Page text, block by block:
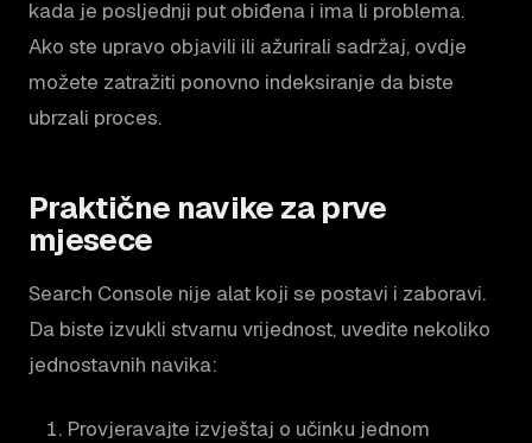
kada je posljednji put obiđena i ima li problema.
Ako ste upravo objavili ili ažurirali sadržaj, ovdje
možete zatražiti ponovno indeksiranje da biste
ubrzali proces.
Praktične navike za prve
mjesece
Search Console nije alat koji se postavi i zaboravi.
Da biste izvukli stvarnu vrijednost, uvedite nekoliko
jednostavnih navika:
Provjeravajte izvještaj o učinku jednom